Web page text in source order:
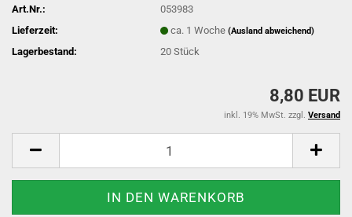
Art.Nr.:
053983
Lieferzeit:
ca. 1 Woche(Ausland abweichend)
Lagerbestand: 20Stück
8,80 EUR
inkl. 19% MwSt. zzgl. Versand